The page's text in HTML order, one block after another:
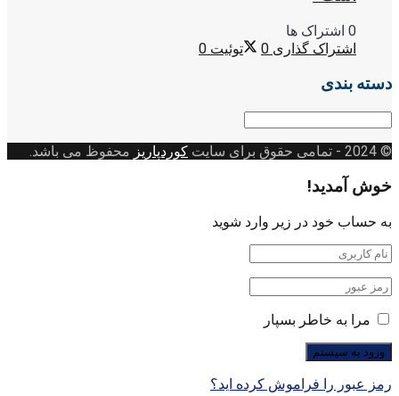
0 اشتراک ها
اشتراک گذاری 0 توئیت 0
دسته بندی
© 2024
- تمامی حقوق برای سایت کوردپاریز محفوظ می باشد.
خوش آمدید!
به حساب خود در زیر وارد شوید
مرا به خاطر بسپار
رمز عبور را فراموش کرده اید؟